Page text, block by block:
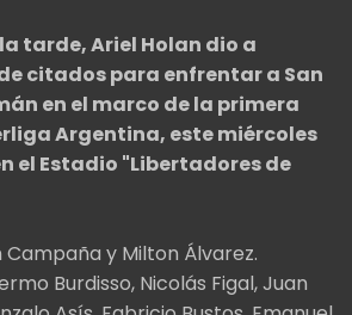
tarde, Ariel Holan dio a
citados para enfrentar a San
en el marco de la primera
Argentina, este miércoles
el Estadio "Libertadores de
y Milton Álvarez.
Burdisso, Nicolás Figal, Juan